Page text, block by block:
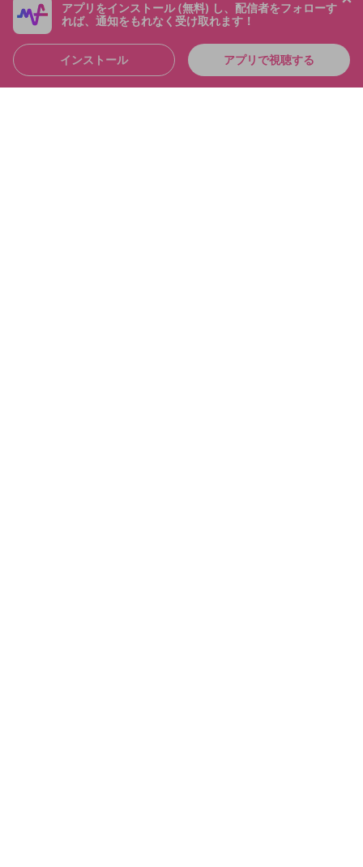
アプリをインストール (無料) し、配信者をフォローす
れば、通知をもれなく受け取れます！
インストール アプリで視聴する